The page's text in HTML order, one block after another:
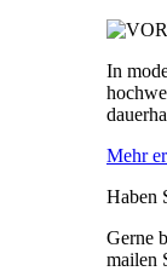
In
Mehr
Haben
Gerne
mailen